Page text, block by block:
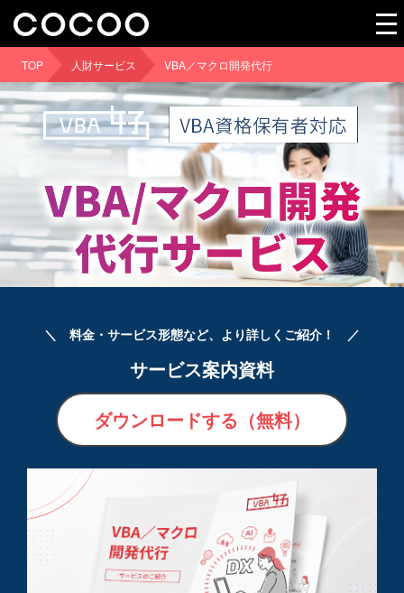
TOP 人財サービス VBA／マクロ開発代行
＼ 料金・サービス形態など、より詳しくご紹介！ ／
サービス案内資料
ダウンロードする（無料）